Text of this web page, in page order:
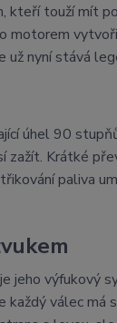
kteří touží mít
motorem
už nyní stává
úhel 90
zažít. Krátké
paliva
jeho
válec má